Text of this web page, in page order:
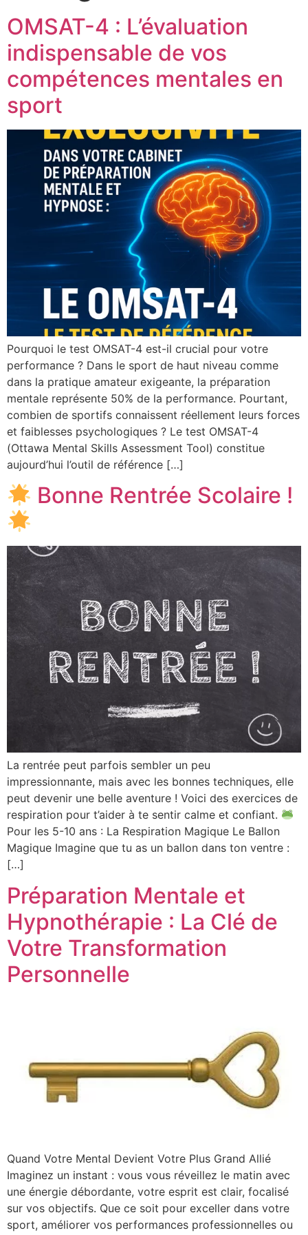
OMSAT-4 : L’évaluation
indispensable de vos
compétences mentales en
sport
Pourquoi le test OMSAT-4 est-il crucial pour votre
performance ? Dans le sport de haut niveau comme
dans la pratique amateur exigeante, la préparation
mentale représente 50% de la performance. Pourtant,
combien de sportifs connaissent réellement leurs forces
et faiblesses psychologiques ? Le test OMSAT-4
(Ottawa Mental Skills Assessment Tool) constitue
aujourd’hui l’outil de référence […]
Bonne Rentrée Scolaire !
La rentrée peut parfois sembler un peu
impressionnante, mais avec les bonnes techniques, elle
peut devenir une belle aventure ! Voici des exercices de
respiration pour t’aider à te sentir calme et confiant.
Pour les 5-10 ans : La Respiration Magique Le Ballon
Magique Imagine que tu as un ballon dans ton ventre :
[…]
Préparation Mentale et
Hypnothérapie : La Clé de
Votre Transformation
Personnelle
Quand Votre Mental Devient Votre Plus Grand Allié
Imaginez un instant : vous vous réveillez le matin avec
une énergie débordante, votre esprit est clair, focalisé
sur vos objectifs. Que ce soit pour exceller dans votre
sport, améliorer vos performances professionnelles ou